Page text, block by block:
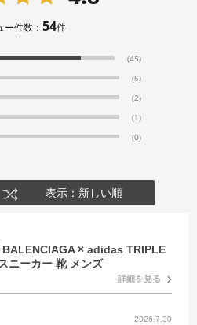
ー件数： 54件
(45)
(6)
(2)
(1)
(0)
表示：新しい順
BALENCIAGA × adidas TRIPLE
ニーカー 靴 メンズ
詳細を見る
2026.7.30